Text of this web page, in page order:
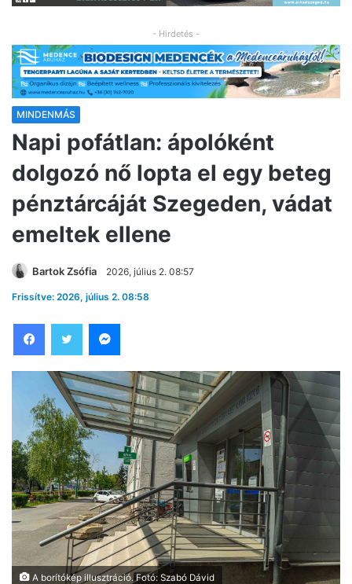
- Hirdetés -
MINDENMÁS
Napi pofátlan: ápolóként
dolgozó nő lopta el egy beteg
pénztárcáját Szegeden, vádat
emeltek ellene
Bartok Zsófia 2026, július 2. 08:57
Frissítve: 2026, július 2. 08:58
A borítókép illusztráció. Fotó: Szabó Dávid